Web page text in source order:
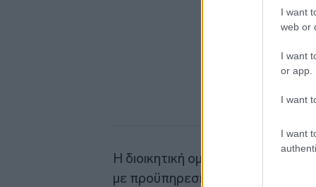
I want
web or
I want
or app.
I want
I want
Η διοικητική ομάδα της Twin
με προϋπηρεσία σε οργανισμούς